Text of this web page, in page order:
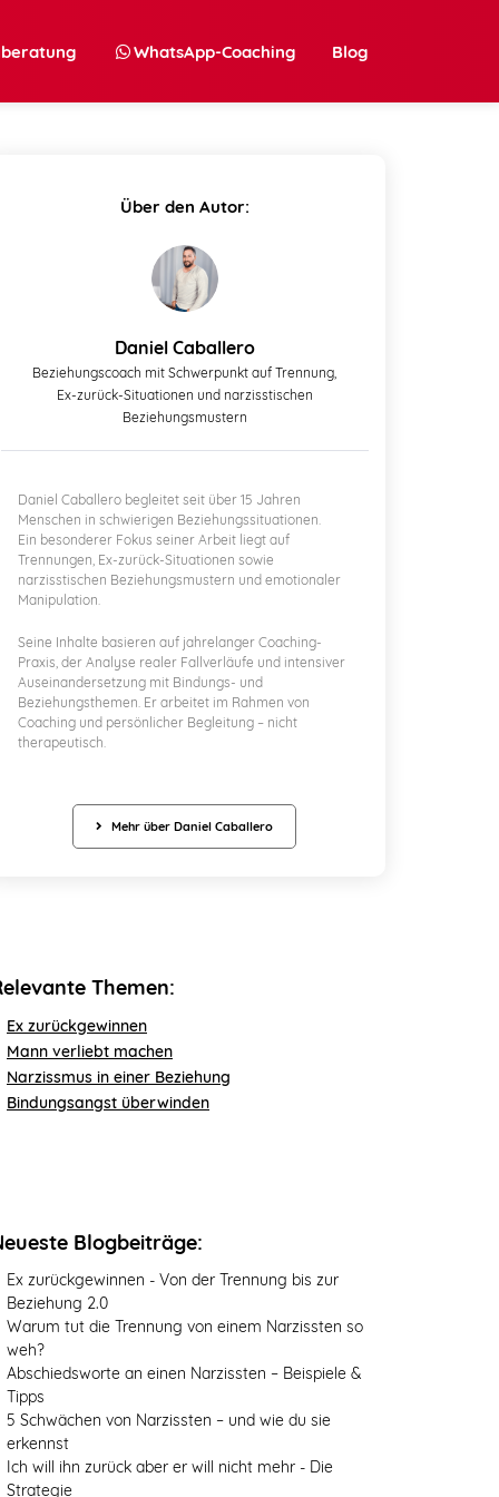
WhatsApp-Coaching Blog
Über den Autor:
Daniel Caballero
Beziehungscoach mit Schwerpunkt auf Trennung,
Ex-zurück-Situationen und narzisstischen
Beziehungsmustern
Daniel Caballero begleitet seit über 15 Jahren
Menschen in schwierigen Beziehungssituationen.
Ein besonderer Fokus seiner Arbeit liegt auf
Trennungen, Ex-zurück-Situationen sowie
narzisstischen Beziehungsmustern und emotionaler
Manipulation.
Seine Inhalte basieren auf jahrelanger Coaching-
Praxis, der Analyse realer Fallverläufe und intensiver
Auseinandersetzung mit Bindungs- und
Beziehungsthemen. Er arbeitet im Rahmen von
Coaching und persönlicher Begleitung – nicht
therapeutisch.
Mehr über Daniel Caballero
Themen:
Ex zurückgewinnen
Mann verliebt machen
Narzissmus in einer Beziehung
Bindungsangst überwinden
Blogbeiträge:
Ex zurückgewinnen - Von der Trennung bis zur
Beziehung 2.0
Warum tut die Trennung von einem Narzissten so
weh?
Abschiedsworte an einen Narzissten – Beispiele &
Tipps
5 Schwächen von Narzissten – und wie du sie
erkennst
Ich will ihn zurück aber er will nicht mehr - Die
Strategie